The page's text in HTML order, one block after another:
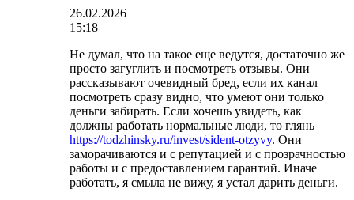
26.02.2026
15:18
Не думал, что на такое еще ведутся, достаточно же
просто загуглить и посмотреть отзывы. Они
рассказывают очевидный бред, если их канал
посмотреть сразу видно, что умеют они только
деньги забирать. Если хочешь увидеть, как
должны работать нормальные люди, то глянь
https://todzhinsky.ru/invest/sident-otzyvy. Они
заморачиваются и с репутацией и с прозрачностью
работы и с предоставлением гарантий. Иначе
работать, я смыла не вижу, я устал дарить деньги.